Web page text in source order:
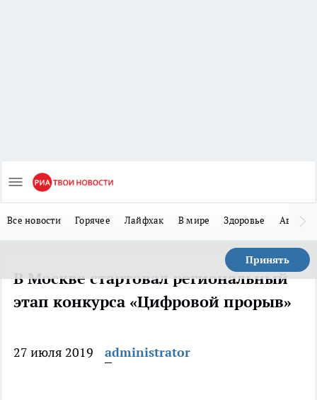
Все новости Горячее Лайфхак В мире Здоровье Авто
Принять
В Москве стартовал региональный
этап конкурса «Цифровой прорыв»
27 июля 2019 administrator